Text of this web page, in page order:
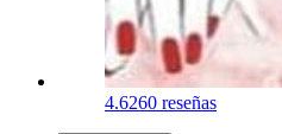
4.6260 reseñas